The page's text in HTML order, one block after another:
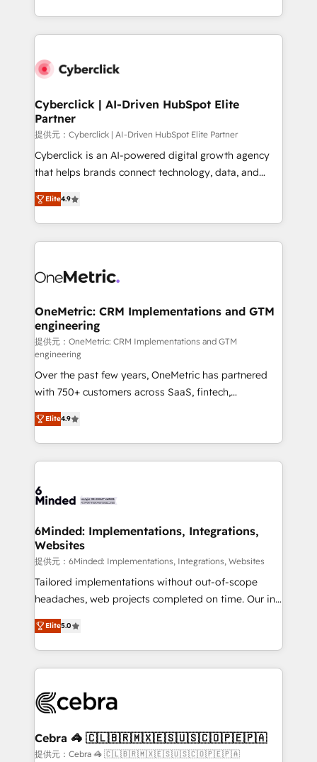
America. From casual user to super fan: make
Canada, we’ve delivered thousands of successful
HubSpot projects for mid-market and enterprise
combine HubSpot, data, and AI to design connected
and technology for predictable, scalable revenue
growth. Our expertise spans RevOps, CRM and data
architecture, AI enablement, and strategic marketing,
delivered through our proprietary FLAIR framework
for responsible AI adoption. As a HubSpot Elite
we blend strategy, creativity, and technology to help
organisations scale smarter and grow stronger.
Cyberclick | AI-Driven HubSpot Elite
Partner
提供元：Cyberclick | AI-Driven HubSpot Elite Partner
Cyberclick is an AI-powered digital growth agency
that helps brands connect technology, data, and
creativity to achieve measurable results. Founded in
Barcelona and operating across Spain, LATAM, and
the UK, we support global companies in building
smarter marketing, sales, and customer success
Iberia (Spain & Portugal), we combine human insight
growth. Our multidisciplinary team designs solutions
that simplify complexity, boost performance, and
turn innovation into real impact. 🌍 Highlights •
HubSpot Partner since 2012 • 2022 EMEA Impact
Award: Best Integration • 150+ successful HubSpot
projects • Clients in 30+ industries • Proprietary
technology for integrations • Multilingual team:
English, Spanish, Portuguese & Italian 👉 Grow
smarter with AI and HubSpot.
Elite4.9
OneMetric: CRM Implementations and GTM
engineering
提供元：OneMetric: CRM Implementations and GTM
engineering
Over the past few years, OneMetric has partnered
with 750+ customers across SaaS, fintech,
healthcare, real estate, and other industries. With
150+ HubSpot-certified experts, we deliver scalable
solutions to complex GTM and RevOps challenges.
Our Expertise 🔹 Onboarding & Implementation:
tailored to your GTM motion. 🔹 Migrations: Move
downtime. 🔹 RevOps Strategy: Align teams,
processes, and data to drive revenue efficiency. 🔹
Integrations: Connect HubSpot with your tech stack
for better adoption. 🔹 Custom Solutions: Build
tailored apps, workflows, and configurations. We are
our commitment to data security and compliance. At
OneMetric, we help revenue teams focus on the
Elite4.9
6Minded: Implementations, Integrations,
Websites
提供元：6Minded: Implementations, Integrations, Websites
Tailored implementations without out-of-scope
headaches, web projects completed on time. Our in-
house team of certified CRM architects, experts,
developers, designers, and marketers handles all
aspects of your HubSpot. ✨ 400+ global clients ✨
100+ seamless migrations from 15+ different CRMs
implementations, and 5,000+ pages ✨ CS: Clients
CS: 245% organic growth & +751% new visitors for a
full-funnel HubSpot project ✨ CS: 415% conversion
Elite5.0
Cebra 🦓 🇨🇱🇧🇷🇲🇽🇪🇸🇺🇸🇨🇴🇵🇪🇵🇦
提供元：Cebra 🦓 🇨🇱🇧🇷🇲🇽🇪🇸🇺🇸🇨🇴🇵🇪🇵🇦